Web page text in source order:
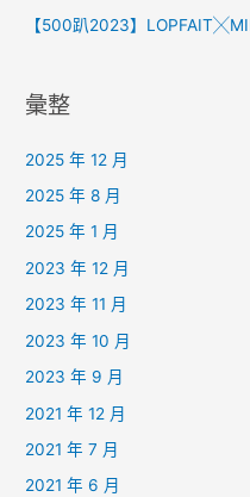
【500趴2023】
彙整
2025 年 12 月
2025 年 8 月
2025 年 1 月
2023 年 12 月
2023 年 11 月
2023 年 10 月
2023 年 9 月
2021 年 12 月
2021 年 7 月
2021 年 6 月